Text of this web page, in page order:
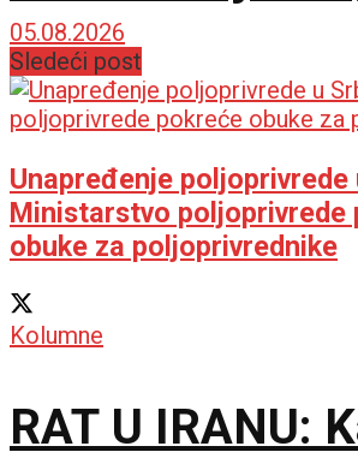
pojačanja za
05.08.2026
Sledeći post
Unapređenje poljoprivrede
Ministarstvo poljoprivrede
obuke za poljoprivrednike
Kolumne
RAT U IRANU: